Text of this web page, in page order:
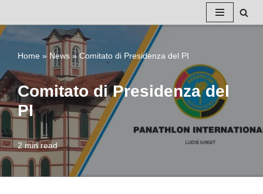
Home » News »Comitato di Presidenza del PI
Comitato di Presidenza del
PI
2 min read